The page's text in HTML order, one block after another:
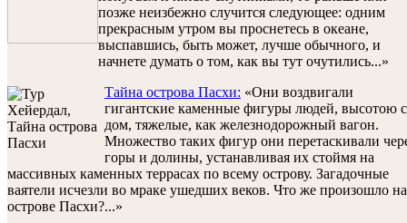
позже неизбежно случится следующее: одним
прекрасным утром вы проснетесь в океане,
выспавшись, быть может, лучше обычного, и
начнете думать о том, как вы тут очутились...»
Тайна острова Пасхи: «Они воздвигали
гигантские каменные фигуры людей, высотою с
дом, тяжелые, как железнодорожный вагон.
Множество таких фигур они перетаскивали
горы и долины, устанавливая их стоймя на
массивных каменных террасах по всему острову. Загадочные
ваятели исчезли во мраке ушедших веков. Что же произошло на
острове Пасхи?...»